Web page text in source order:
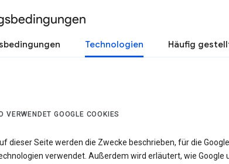
Technologien Häufig
VERWENDET GOOGLE COOKIES
dieser Seite werden die Zwecke beschrieben, für die
verwendet. Außerdem wird erläutert, wie Google